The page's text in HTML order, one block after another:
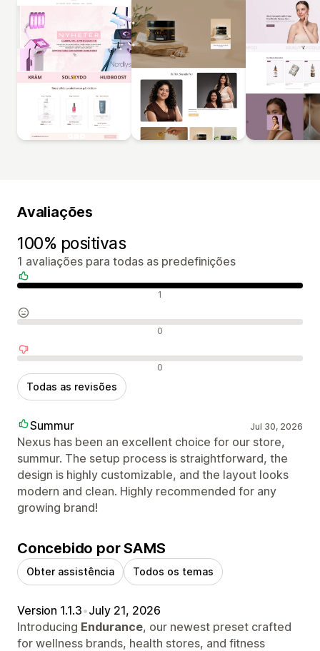
Avaliações
100% positivas
1 avaliações para todas as predefinições
Avaliações positivas 1
Avaliações neutras 0
Avaliações negativas 0
Todas as revisões
Summur Jul 30, 2026
Nexus has been an excellent choice for our store,
summur. The setup process is straightforward, the
design is highly customizable, and the layout looks
modern and clean. Highly recommended for any
growing brand!
Concebido por SAMS
Obter assistência Todos os temas
Version 1.1.3•July 21, 2026
Introducing Endurance, our newest preset crafted
for wellness brands, health stores, and fitness